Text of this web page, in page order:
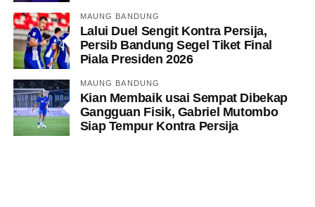
MAUNG BANDUNG
Lalui Duel Sengit Kontra Persija,
Persib Bandung Segel Tiket Final
Piala Presiden 2026
MAUNG BANDUNG
Kian Membaik usai Sempat Dibekap
Gangguan Fisik, Gabriel Mutombo
Siap Tempur Kontra Persija